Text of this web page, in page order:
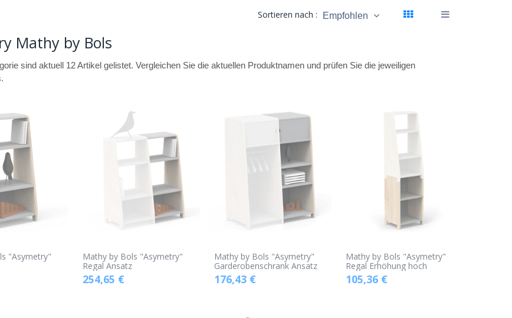
Sortieren nach : Empfohlen
Mathy by Bols
sind aktuell 12 Artikel gelistet. Vergleichen Sie die aktuellen Produktnamen und prüfen Sie die jeweiligen
"Asymetry"
Mathy by Bols "Asymetry"
Regal Ansatz
254,65 €
Mathy by Bols "Asymetry"
Garderobenschrank Ansatz
176,43 €
Mathy by Bols "Asymetry"
Regal Erhöhung hoch
105,36 €